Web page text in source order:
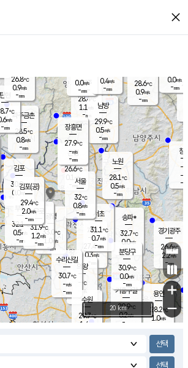
close
양주
28.4℃
1.1
-mm
과천
27.4℃
0.3m/s
- mm
용인
28.2℃
1.0m/s
경기광주
26.6℃
2.2m/s
-mm
파주금촌
28.5℃
0.8m/s
-mm
28.6℃
0.9m/s
-mm
창
-
-m/
-
탄현
℃
m/s
-mm
0.0m/s
-mm
의왕
- ℃
m/s
mm
김포
30.0℃
0.0 m/s
mm
광명
33.0
℃
1.0 m/s
-mm
부천
32.1℃
0.5m/s
-mm
구로
31.9℃
1.2m/s
-mm
은평
26.6℃
0.1 m/s
- mm
노원
28.1℃
0.5m/s
-mm
송파*
32.7℃
0.0m/s
-mm
서초
31.1℃
0.7m/s
-mm
남방
29.9℃
0.5m/s
-mm
기흥구갈
29.9℃
0.2m/s
-
수리산길
30.7℃
-m/s
-mm
분당구
30.9℃
0.0m/s
-mm
장흥면
27.9℃
-m/s
-mm
0.0m/s
-mm
김포(공)
29.4℃
2.0m/s
-mm
수원
29.7℃
1.4 m/s
서울
32℃
0.8m/s
-mm
26.8℃
0.9m/s
-mm
0.4m/s
-mm
+
−
20 km